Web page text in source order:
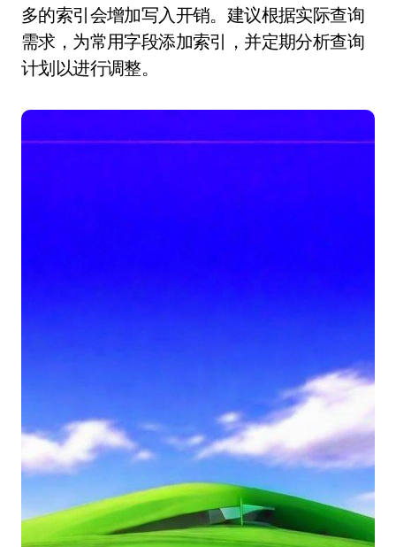
多的索引会增加写入开销。建议根据实际查询
需求，为常用字段添加索引，并定期分析查询
计划以进行调整。